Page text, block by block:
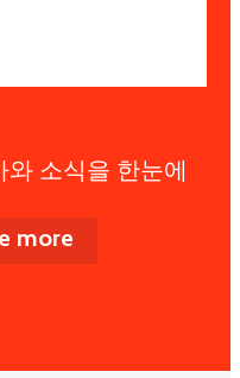
소식을 한눈에
more